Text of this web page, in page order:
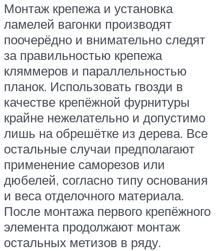
Монтаж крепежа и установка
ламелей вагонки производят
поочерёдно и внимательно следят
за правильностью крепежа
кляммеров и параллельностью
планок. Использовать гвозди в
качестве крепёжной фурнитуры
крайне нежелательно и допустимо
лишь на обрешётке из дерева. Все
остальные случаи предполагают
применение саморезов или
дюбелей, согласно типу основания
и веса отделочного материала.
После монтажа первого крепёжного
элемента продолжают монтаж
остальных метизов в ряду.